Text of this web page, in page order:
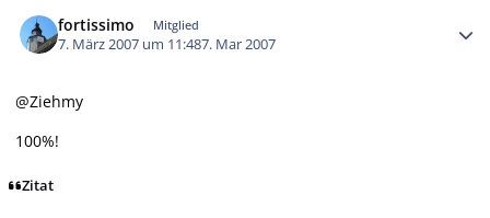
fortissimo Mitglied
7. März 2007 um 11:487. Mar 2007
@Ziehmy
100%!
Zitat